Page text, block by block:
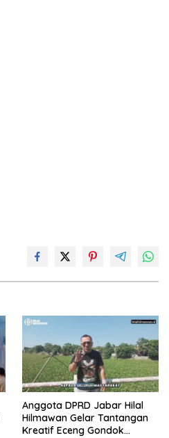
Anggota DPRD Jabar Hilal
Hilmawan Gelar Tantangan
Kreatif Eceng Gondok